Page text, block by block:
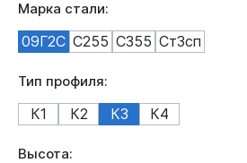
Марка стали:
09Г2С С255 С355 Ст3сп
Тип профиля:
К1 К2 К3 К4
Высота: